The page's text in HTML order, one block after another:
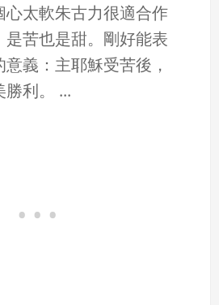
心太軟朱古力很適合作
苦也是甜。剛好能表
義：主耶穌受苦後，
利。 ...